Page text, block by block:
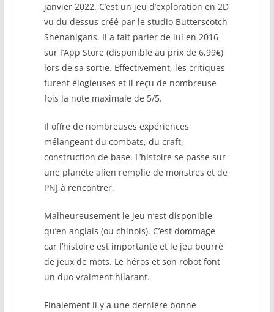
janvier 2022. C’est un jeu d’exploration en 2D
vu du dessus créé par le studio Butterscotch
Shenanigans. Il a fait parler de lui en 2016
sur l’App Store (disponible au prix de 6,99€)
lors de sa sortie. Effectivement, les critiques
furent élogieuses et il reçu de nombreuse
fois la note maximale de 5/5.
Il offre de nombreuses expériences
mélangeant du combats, du craft,
construction de base. L’histoire se passe sur
une planète alien remplie de monstres et de
PNJ à rencontrer.
Malheureusement le jeu n’est disponible
qu’en anglais (ou chinois). C’est dommage
car l’histoire est importante et le jeu bourré
de jeux de mots. Le héros et son robot font
un duo vraiment hilarant.
Finalement il y a une dernière bonne